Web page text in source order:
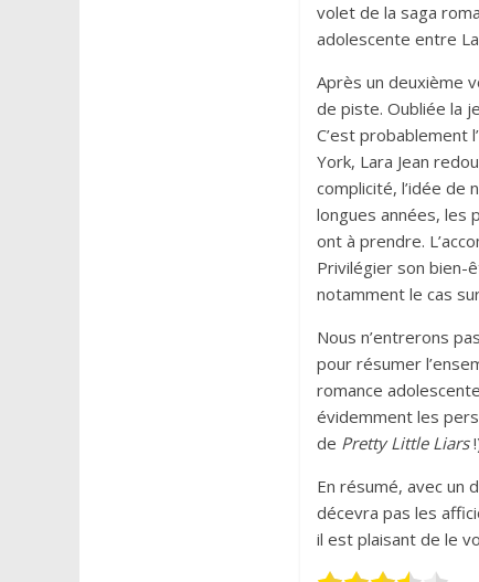
volet de la saga
adolescente entre
Après un deuxième
de piste. Oubliée la
C’est probablement
York, Lara Jean
complicité, l’idée de
longues années, les
ont à prendre.
Privilégier son bien-
notamment le cas
Nous n’entrerons
pour résumer
romance
évidemment les
de Pretty Little Liars
En résumé, avec un
décevra pas les
il est plaisant de le